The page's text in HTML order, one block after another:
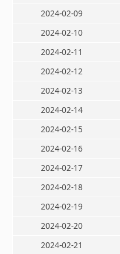
2024-02-09
2024-02-10
2024-02-11
2024-02-12
2024-02-13
2024-02-14
2024-02-15
2024-02-16
2024-02-17
2024-02-18
2024-02-19
2024-02-20
2024-02-21